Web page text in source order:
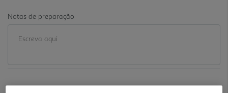
Notas de preparação